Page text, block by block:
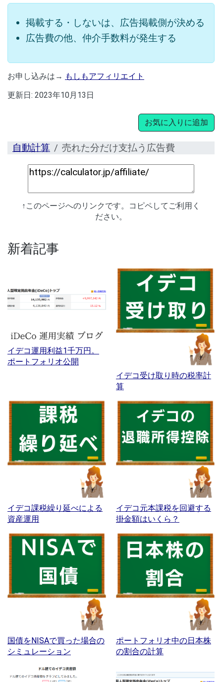
掲載する・しないは、広告掲載側が決める
広告費の他、仲介手数料が発生する
お申し込みは→ もしもアフィリエイト
更新日: 2023年10月13日
お気に入りに追加
自動計算 売れた分だけ支払う広告費
↑このページへのリンクです。コピペしてご利用く
ださい。
新着記事
イデコ運用利益1千万円。
ポートフォリオ公開
イデコ受け取り時の税率計
算
イデコ課税繰り延べによる
資産運用
イデコ元本課税を回避する
掛金額はいくら？
国債をNISAで買った場合の
シミュレーション
ポートフォリオ中の日本株
の割合の計算